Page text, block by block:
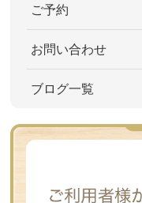
ご予約
お問い合わせ
ブログ一覧